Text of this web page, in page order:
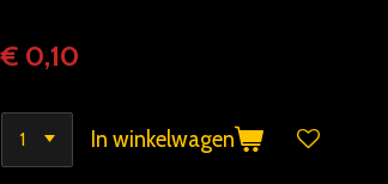
€ 0,10
In winkelwagen